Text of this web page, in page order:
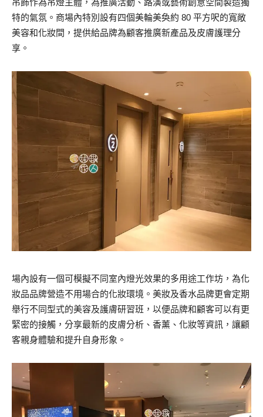
特的氣氛。 商場內特別設有四個美輪美奐約 80 平方呎的寬敞
美容和化妝間， 提供給品牌為顧客推廣新產品及皮膚護理分
享。
場內設有一個可模擬不同室內燈光效果的多用途工作坊，為化
妝品品牌營造不用場合的化妝環境。美妝及香水品牌更會定期
舉行不同型式的美容及護膚研習班，以便品牌和顧客可以有更
緊密的接觸，分享最新的皮膚分析、香薰、化妝等資訊，讓顧
客親身體驗和提升自身形象。